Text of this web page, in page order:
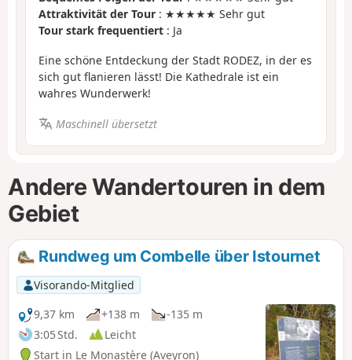
Attraktivität der Tour : ★★★★★ Sehr gut
Tour stark frequentiert : Ja
Eine schöne Entdeckung der Stadt RODEZ, in der es
sich gut flanieren lässt! Die Kathedrale ist ein
wahres Wunderwerk!
Maschinell übersetzt
Andere Wandertouren in dem
Gebiet
Rundweg um Combelle über Istournet
Visorando-Mitglied
9,37 km
+138 m
-135 m
3:05 Std.
Leicht
Start in Le Monastère (Aveyron)